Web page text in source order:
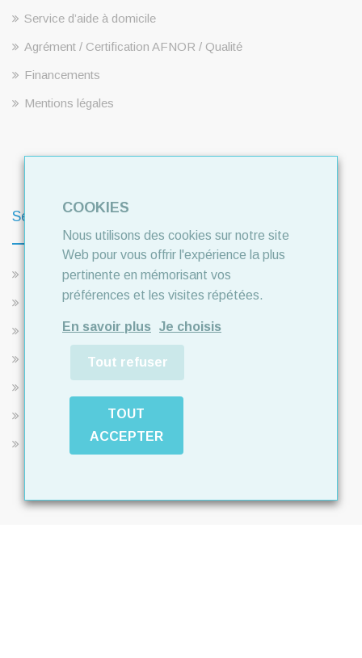
Service d’aide à domicile
Agrément / Certification AFNOR / Qualité
Financements
Mentions légales
Services
Aide à domicile
Soins infirmiers
Aide administrative
Répit pour les aidants
COOKIES
Nous utilisons des cookies sur notre site
Web pour vous offrir l'expérience la plus
pertinente en mémorisant vos
préférences et les visites répétées.
En savoir plus Je choisis
Tout refuser
TOUT
ACCEPTER